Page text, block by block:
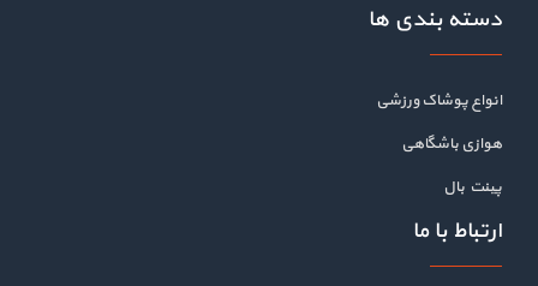
دسته بندی ها
انواع پوشاک ورزشی
هوازی باشگاهی
پینت بال
ارتباط با ما